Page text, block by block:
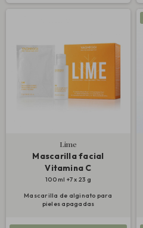
Lime
Mascarilla facial
Vitamina C
100 ml +7 x 23 g
Mascarilla de alginato para
pieles apagadas